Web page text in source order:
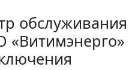
обслуживания
«Витимэнерго»